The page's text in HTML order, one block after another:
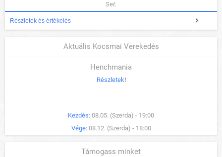
Set.
Részletek és értékelés
Aktuális Kocsmai Verekedés
Henchmania
Részletek!
Kezdés: 08.05. (Szerda) - 19:00
Vége: 08.12. (Szerda) - 18:00
Támogass minket